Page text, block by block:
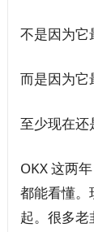
不是因为它
而是因为它
至少现在还
OKX 这两
都能看懂。
起。很多老